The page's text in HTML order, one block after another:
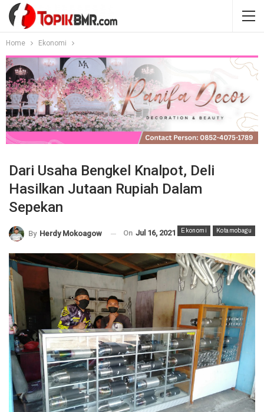
Home Ekonomi
Dari Usaha Bengkel Knalpot, Deli
Hasilkan Jutaan Rupiah Dalam
Sepekan
Ekonomi Kotamobagu
By Herdy Mokoagow On Jul 16, 2021